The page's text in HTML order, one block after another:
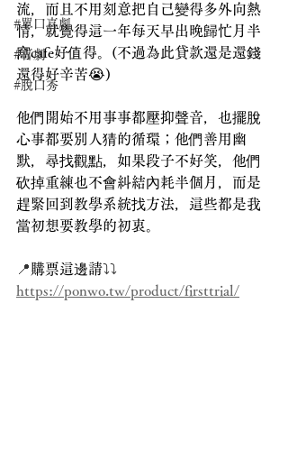
#單口喜劇
#喜劇
#脫口秀
流，而且不用刻意把自己變得多外向熱
情，就覺得這一年每天早出晚歸忙月半
窩cafe好值得。(不過為此貸款還是還錢
還得好辛苦😭)
他們開始不用事事都壓抑聲音，也擺脫
心事都要別人猜的循環；他們善用幽
默，尋找觀點，如果段子不好笑，他們
砍掉重練也不會糾結內耗半個月，而是
趕緊回到教學系統找方法，這些都是我
當初想要教學的初衷。
📍 購票這邊請⤵️⤵️
https://ponwo.tw/product/firsttrial/